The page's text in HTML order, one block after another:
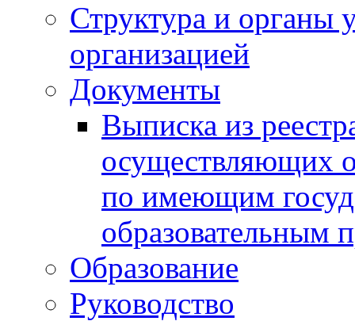
Структура и органы
организацией
Документы
Выписка из
осуществляющих
по имеющим
образовательным
Образование
Руководство